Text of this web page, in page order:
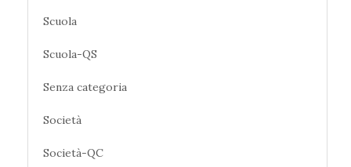
Scuola
Scuola-QS
Senza categoria
Società
Società-QC